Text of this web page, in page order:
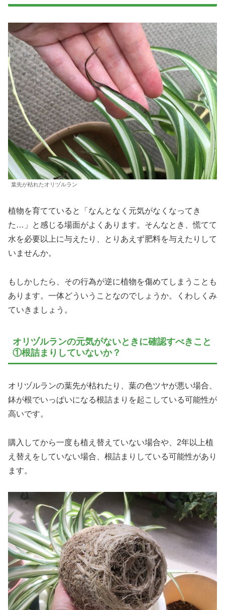
葉先が枯れたオリヅルラン
植物を育てていると「なんとなく元気がなくなってき
た…」と感じる場面がよくあります。そんなとき、慌てて
水を必要以上に与えたり、とりあえず肥料を与えたりして
いませんか。
もしかしたら、その行為が逆に植物を傷めてしまうことも
あります。一体どういうことなのでしょうか。くわしくみ
ていきましょう。
オリヅルランの元気がないときに確認すべきこと
①根詰まりしていないか？
オリヅルランの葉先が枯れたり、葉の色ツヤが悪い場合、
鉢が根でいっぱいになる根詰まりを起こしている可能性が
高いです。
購入してから一度も植え替えていない場合や、2年以上植
え替えをしていない場合、根詰まりしている可能性があり
ます。